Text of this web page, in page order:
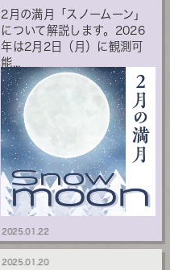
2月の満月「スノームーン」
について解説します。2026
年は2月2日（月）に観測可
能...
2025.01.22
2025.01.20